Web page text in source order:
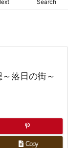
Search
落日の街～
Copy